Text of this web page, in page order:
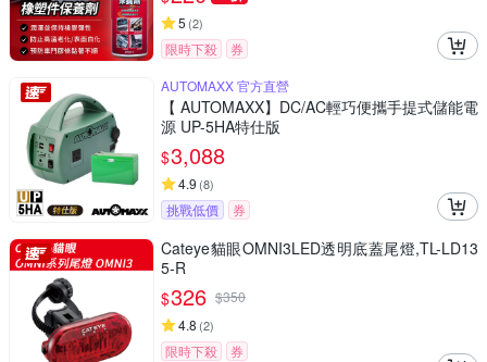
5 (2)
限時下殺
券
AUTOMAXX 官方直營
【 AUTOMAXX】DC/AC輕巧便攜手提式儲能電
源 UP-5HA特仕版
$3,088
4.9 (8)
挑戰低價 券
Cateye貓眼OMNI3LED透明底蓋尾燈,TL-LD13
5-R
$326 $350
4.8 (2)
限時下殺 券